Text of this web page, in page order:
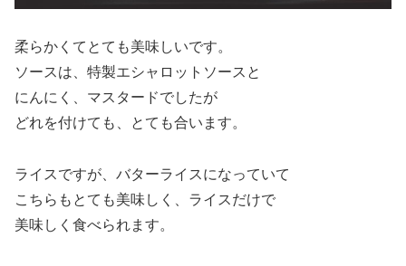
柔らかくてとても美味しいです。
ソースは、特製エシャロットソースと
にんにく、マスタードでしたが
どれを付けても、とても合います。
ライスですが、バターライスになっていて
こちらもとても美味しく、ライスだけで
美味しく食べられます。